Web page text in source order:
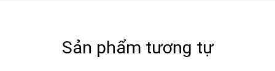
Sản phẩm tương tự